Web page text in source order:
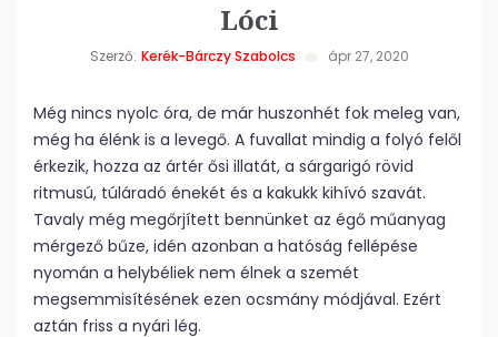
Lóci
Szerző: Kerék-Bárczy Szabolcs ápr 27, 2020
Még nincs nyolc óra, de már huszonhét fok meleg van,
még ha élénk is a levegő. A fuvallat mindig a folyó felől
érkezik, hozza az ártér ősi illatát, a sárgarigó rövid
ritmusú, túláradó énekét és a kakukk kihívó szavát.
Tavaly még megőrjített bennünket az égő műanyag
mérgező bűze, idén azonban a hatóság fellépése
nyomán a helybéliek nem élnek a szemét
megsemmisítésének ezen ocsmány módjával. Ezért
aztán friss a nyári lég.